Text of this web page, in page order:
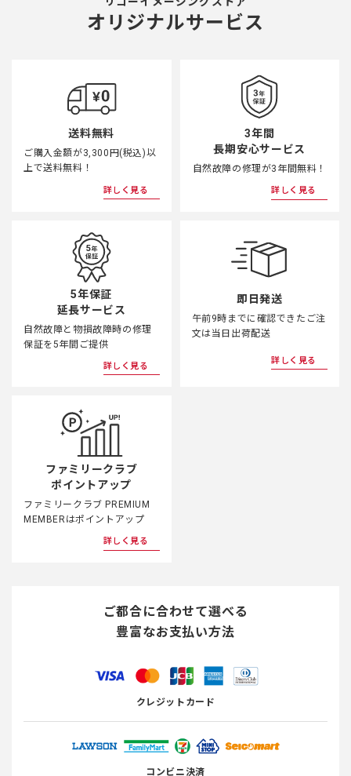
オリジナルサービス
送料無料
ご購入金額が3,300円(税込)以
上で送料無料！
詳しく見る
3年間
長期安心サービス
自然故障の修理が3年間無料！
詳しく見る
5年保証
延長サービス
自然故障と物損故障時の修理
保証を5年間ご提供
詳しく見る
即日発送
午前9時までに確認できたご注
文は当日出荷配送
詳しく見る
ファミリークラブ
ポイントアップ
ファミリークラブ PREMIUM
MEMBERはポイントアップ
詳しく見る
ご都合に合わせて選べる
豊富なお支払い方法
クレジットカード
コンビニ決済